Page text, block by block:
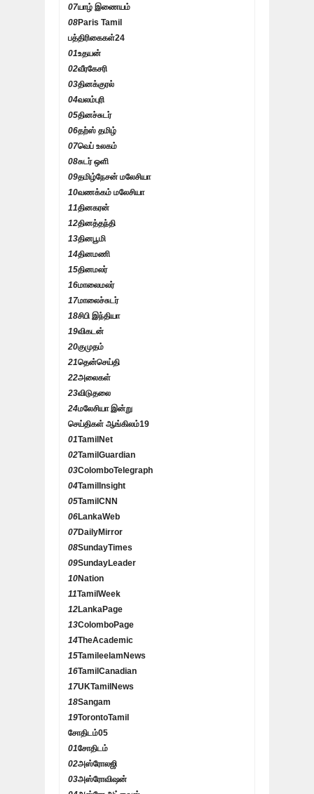
07யாழ் இணையம்
08Paris Tamil
பத்திரிகைகள்24
01உதயன்
02வீரகேசரி
03தினக்குரல்
04வலம்புரி
05தினச்சுடர்
06தற்ஸ் தமிழ்
07வெப் உலகம்
08சுடர் ஒளி
09தமிழ்நேசன் மலேசியா
10வணக்கம் மலேசியா
11தினகரன்
12தினத்தந்தி
13தினபூமி
14தினமணி
15தினமலர்
16மாலைமலர்
17மாலைச்சுடர்
18சிபி இந்தியா
19விகடன்
20குமுதம்
21தென்செய்தி
22அலைகள்
23விடுதலை
24மலேசியா இன்று
செய்திகள் ஆங்கிலம்19
01TamilNet
02TamilGuardian
03ColomboTelegraph
04TamilInsight
05TamilCNN
06LankaWeb
07DailyMirror
08SundayTimes
09SundayLeader
10Nation
11TamilWeek
12LankaPage
13ColomboPage
14TheAcademic
15TamileelamNews
16TamilCanadian
17UKTamilNews
18Sangam
19TorontoTamil
சோதிடம்05
01சோதிடம்
02அஸ்ரோலஜி
03அஸ்ரோவிஷன்